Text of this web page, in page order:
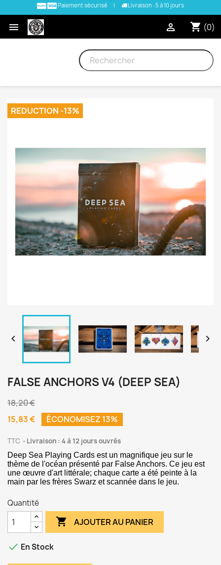
Paiement sécurisé | Livraison : 5 à 10 jours
 shopping_cart (0)

REDUCTION -13%
 
FALSE ANCHORS V4 (DEEP SEA)
18,20 €
15,83 €
ÉCONOMISEZ 13%
TTC Livraison : 4 à 12 jours ouvrés
Deep Sea Playing Cards est un magnifique jeu sur le
thème de l'océan présenté par False Anchors. Ce jeu est
une œuvre d'art littérale; chaque carte a été peinte à la
main par les frères Swarz et scannée dans le jeu.
Quantité
 AJOUTER AU PANIER
 En Stock